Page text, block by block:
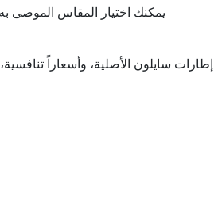
يمكنك اختيار المقاس الموصى
سايلون الأصلية، وأسعاراً